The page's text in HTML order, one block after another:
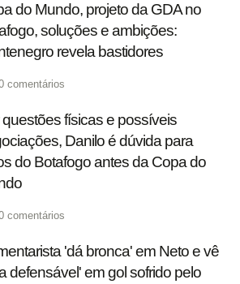
do Mundo, projeto da GDA no
soluções e ambições:
revela bastidores
comentários
questões físicas e possíveis
Danilo é dúvida para
do Botafogo antes da Copa do
comentários
'dá bronca' em Neto e vê
defensável' em gol sofrido pelo